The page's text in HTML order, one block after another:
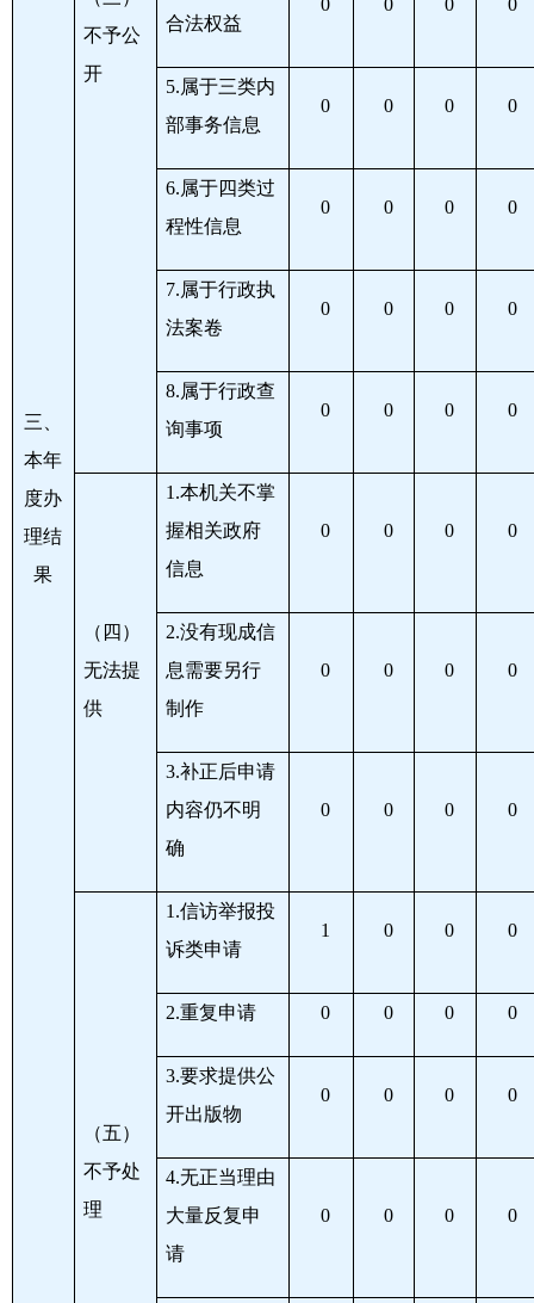
三、
本年
度办
理结
果
不予公
开
合法权益
0 0 0 0
5.属于三类内
部事务信息
0 0 0 0
6.属于四类过
程性信息
0 0 0 0
7.属于行政执
法案卷
0 0 0 0
8.属于行政查
询事项
0 0 0 0
（四）
无法提
供
1.本机关不掌
握相关政府
信息
0 0 0 0
2.没有现成信
息需要另行
制作
0 0 0 0
3.补正后申请
内容仍不明
确
0 0 0 0
（五）
不予处
理
1.信访举报投
诉类申请
1 0 0 0
2.重复申请 0 0 0 0
3.要求提供公
开出版物
0 0 0 0
4.无正当理由
大量反复申
请
0 0 0 0